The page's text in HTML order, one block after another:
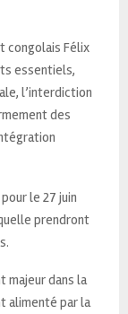
congolais Félix
essentiels,
l’interdiction
des
le 27 juin
prendront
majeur dans la
alimenté par la